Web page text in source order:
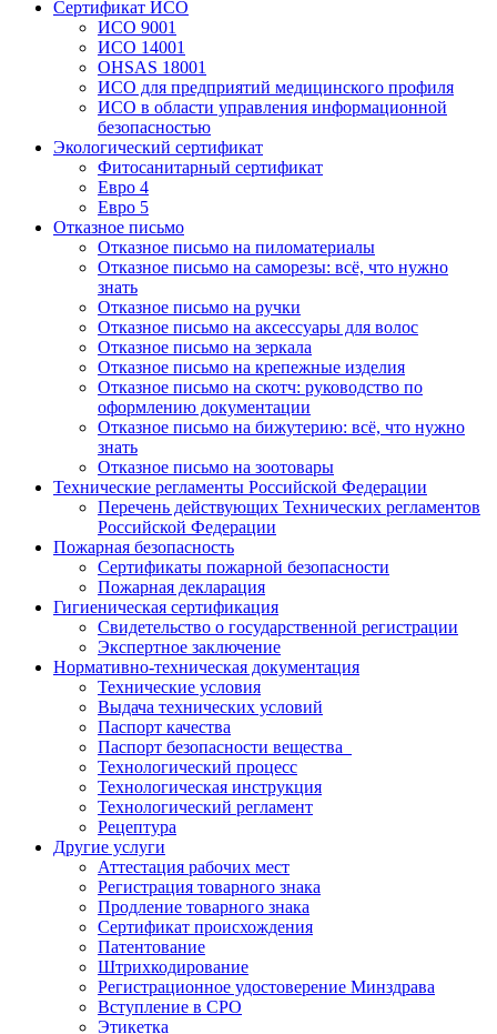
Сертификат ИСО
ИСО 9001
ИСО 14001
OHSAS 18001
ИСО для предприятий медицинского профиля
ИСО в области управления информационной
безопасностью
Экологический сертификат
Фитосанитарный сертификат
Евро 4
Евро 5
Отказное письмо
Отказное письмо на пиломатериалы
Отказное письмо на саморезы: всё, что нужно
знать
Отказное письмо на ручки
Отказное письмо на аксессуары для волос
Отказное письмо на зеркала
Отказное письмо на крепежные изделия
Отказное письмо на скотч: руководство по
оформлению документации
Отказное письмо на бижутерию: всё, что нужно
знать
Отказное письмо на зоотовары
Технические регламенты Российской Федерации
Перечень действующих Технических регламентов
Российской Федерации
Пожарная безопасность
Сертификаты пожарной безопасности
Пожарная декларация
Гигиеническая сертификация
Свидетельство о государственной регистрации
Экспертное заключение
Нормативно-техническая документация
Технические условия
Выдача технических условий
Паспорт качества
Паспорт безопасности вещества
Технологический процесс
Технологическая инструкция
Технологический регламент
Рецептура
Другие услуги
Аттестация рабочих мест
Регистрация товарного знака
Продление товарного знака
Сертификат происхождения
Патентование
Штрихкодирование
Регистрационное удостоверение Минздрава
Вступление в СРО
Этикетка